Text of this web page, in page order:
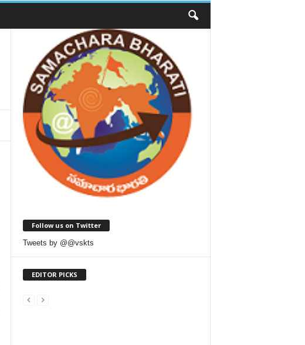
Follow us on Twitter
Tweets by @@vskts
EDITOR PICKS